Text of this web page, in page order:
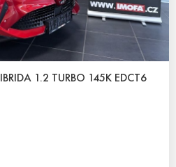
IBRIDA 1.2 TURBO 145K EDCT6